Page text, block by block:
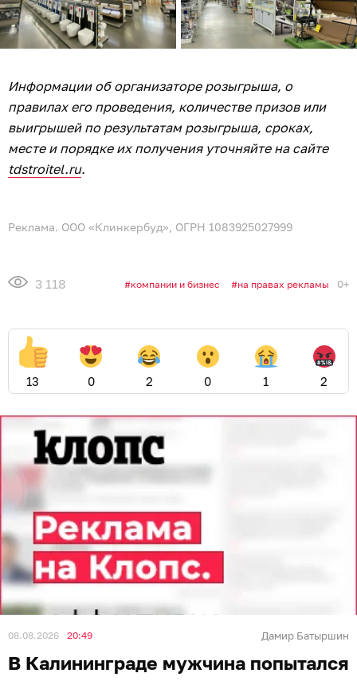
08.08.2026 20:49 Дамир Батыршин
В Калининграде мужчина попытался
рублей
августа, сообщает региональное УМВД России.
Как установили правоохранители, 39-летний
Баранова, попытался вынести из магазина
парфюмерии и косметики продукцию стоимостью 24
000 рублей. Мужчине помешали сотрудники охраны
и полицейские, которые прибыли на место
месте.
В отношении злоумышленника возбуждено
уголовное дело по ч. 3 ст. 30, ч. 1 ст. 158 УК РФ
«Покушение на кражу». Санкция статьи